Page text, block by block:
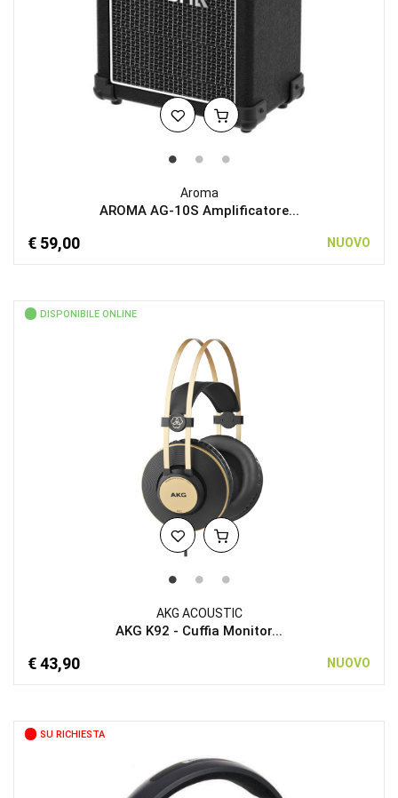
Aroma
AROMA AG-10S Amplificatore...
€ 59,00 NUOVO
DISPONIBILE ONLINE
AKG ACOUSTIC
AKG K92 - Cuffia Monitor...
€ 43,90 NUOVO
SU RICHIESTA